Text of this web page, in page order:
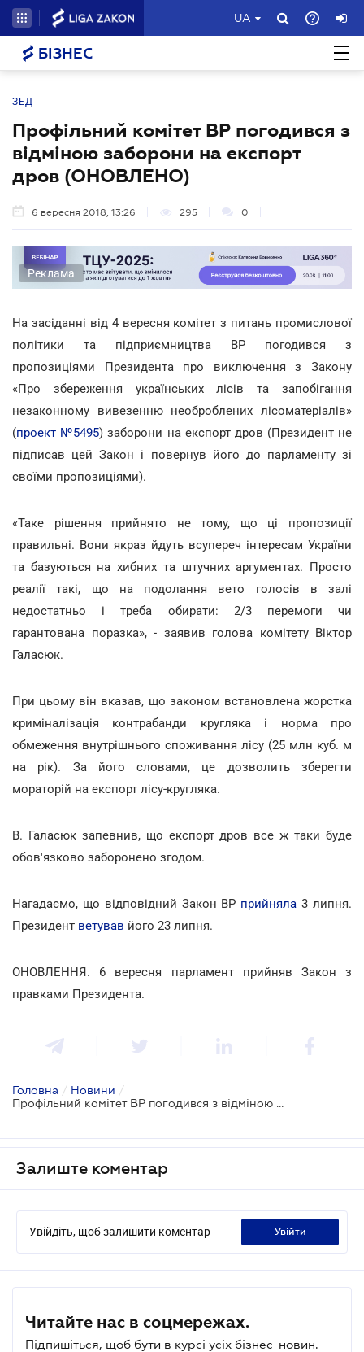
UA
БІЗНЕС
ЗЕД
Профільний комітет ВР погодився з
відміною заборони на експорт
дров (ОНОВЛЕНО)
6 вересня 2018, 13:26 295 0
Реклама
На засіданні від 4 вересня комітет з питань промислової
політики та підприємництва ВР погодився з
пропозиціями Президента про виключення з Закону
«Про збереження українських лісів та запобігання
незаконному вивезенню необроблених лісоматеріалів»
(проект №5495) заборони на експорт дров (Президент не
підписав цей Закон і повернув його до парламенту зі
своїми пропозиціями).
«Таке рішення прийнято не тому, що ці пропозиції
правильні. Вони якраз йдуть всупереч інтересам України
та базуються на хибних та штучних аргументах. Просто
реалії такі, що на подолання вето голосів в залі
недостатньо і треба обирати: 2/3 перемоги чи
гарантована поразка», - заявив голова комітету Віктор
Галасюк.
При цьому він вказав, що законом встановлена жорстка
криміналізація контрабанди кругляка і норма про
обмеження внутрішнього споживання лісу (25 млн куб. м
на рік). За його словами, це дозволить зберегти
мораторій на експорт лісу-кругляка.
В. Галасюк запевнив, що експорт дров все ж таки буде
обов'язково заборонено згодом.
Нагадаємо, що відповідний Закон ВР прийняла 3 липня.
Президент ветував його 23 липня.
ОНОВЛЕННЯ. 6 вересня парламент прийняв Закон з
правками Президента.
Головна / Новини /
Профільний комітет ВР погодився з відміною заборони на експорт дров (ОНОВЛЕНО)
Залиште коментар
Увійдіть, щоб залишити коментар увійти
Читайте нас в соцмережах.
Підпишіться, щоб бути в курсі усіх бізнес-новин.